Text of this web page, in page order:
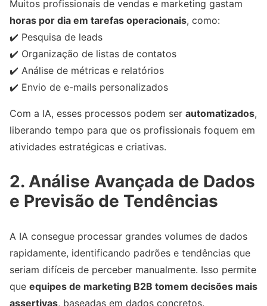
Muitos profissionais de vendas e marketing gastam
horas por dia em tarefas operacionais, como:
✔️ Pesquisa de leads
✔️ Organização de listas de contatos
✔️ Análise de métricas e relatórios
✔️ Envio de e-mails personalizados
Com a IA, esses processos podem ser automatizados,
liberando tempo para que os profissionais foquem em
atividades estratégicas e criativas.
2. Análise Avançada de Dados
e Previsão de Tendências
A IA consegue processar grandes volumes de dados
rapidamente, identificando padrões e tendências que
seriam difíceis de perceber manualmente. Isso permite
que equipes de marketing B2B tomem decisões mais
assertivas, baseadas em dados concretos.